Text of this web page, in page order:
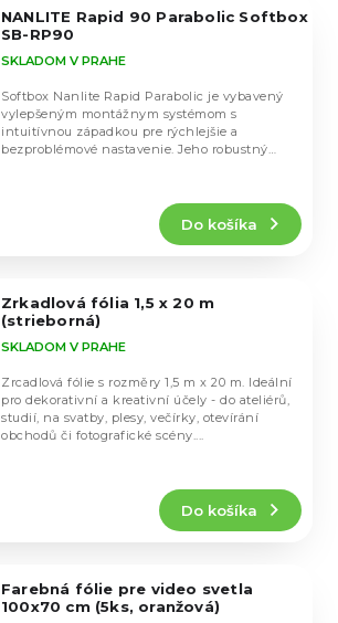
NANLITE Rapid 90 Parabolic Softbox
SB-RP90
SKLADOM V PRAHE
Do košíka
Softbox Nanlite Rapid Parabolic je vybavený
vylepšeným montážnym systémom s
intuitívnou západkou pre rýchlejšie a
bezproblémové nastavenie. Jeho robustný
Zrkadlová fólia 1,5 x 20 m
(strieborná)
SKLADOM V PRAHE
Do košíka
Zrcadlová fólie s rozměry 1,5 m x 20 m. Ideální
pro dekorativní a kreativní účely - do ateliérů,
studií, na svatby, plesy, večírky, otevírání
obchodů či fotografické scény....
Farebná fólie pre video svetla
100x70 cm (5ks, oranžová)